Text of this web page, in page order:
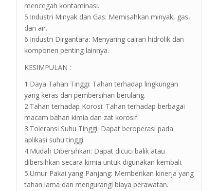
mencegah kontaminasi.
5.Industri Minyak dan Gas: Memisahkan minyak, gas,
dan air.
6.Industri Dirgantara: Menyaring cairan hidrolik dan
komponen penting lainnya.
KESIMPULAN :
1.Daya Tahan Tinggi: Tahan terhadap lingkungan
yang keras dan pembersihan berulang.
2.Tahan terhadap Korosi: Tahan terhadap berbagai
macam bahan kimia dan zat korosif.
3.Toleransi Suhu Tinggi: Dapat beroperasi pada
aplikasi suhu tinggi.
4.Mudah Dibersihkan: Dapat dicuci balik atau
dibersihkan secara kimia untuk digunakan kembali.
5.Umur Pakai yang Panjang: Memberikan kinerja yang
tahan lama dan mengurangi biaya perawatan.